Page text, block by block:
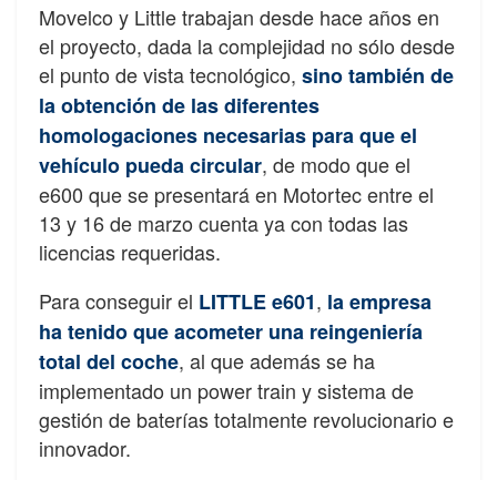
Movelco y Little trabajan desde hace años en
el proyecto, dada la complejidad no sólo desde
el punto de vista tecnológico, sino también de
la obtención de las diferentes
homologaciones necesarias para que el
vehículo pueda circular, de modo que el
e600 que se presentará en Motortec entre el
13 y 16 de marzo cuenta ya con todas las
licencias requeridas.
Para conseguir el LITTLE e601, la empresa
ha tenido que acometer una reingeniería
total del coche, al que además se ha
implementado un power train y sistema de
gestión de baterías totalmente revolucionario e
innovador.